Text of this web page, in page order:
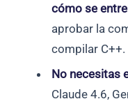
cómo se
aprobar la
compilar C++.
No necesitas
Claude 4.6,